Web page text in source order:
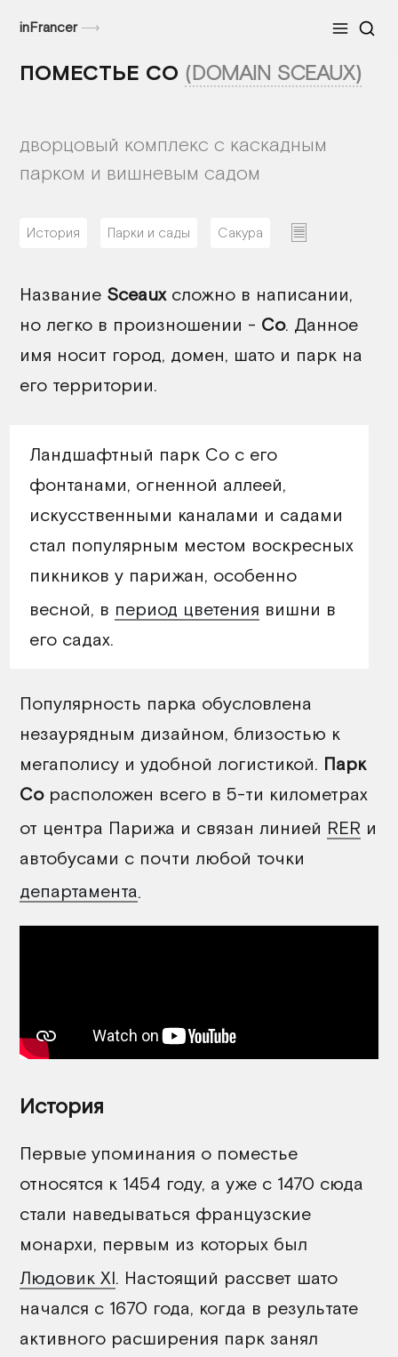
inFrancer⟶ Меню
ПОМЕСТЬЕ СО (DOMAIN SCEAUX)
дворцовый комплекс с каскадным
парком и вишневым садом
История Парки и сады Сакура
Название Sceauxсложно в написании,
но легко в произношении - Со. Данное
имя носит город, домен, шато и парк на
его территории.
Ландшафтный парк Со с его
фонтанами, огненной аллеей,
искусственными каналами и садами
стал популярным местом воскресных
пикников у парижан, особенно
весной, в период цветения вишни в
его садах.
Популярность парка обусловлена
незаурядным дизайном, близостью к
мегаполису и удобной логистикой. Парк
Сорасположен всего в 5-ти километрах
от центра Парижа и связан линией RER и
автобусами с почти любой точки
департамента
История
Первые упоминания о поместье
относятся к 1454 году, а уже с 1470 сюда
стали наведываться французские
монархи, первым из которых был
Людовик XI. Настоящий рассвет шато
начался с 1670 года, когда в результате
активного расширения парк занял